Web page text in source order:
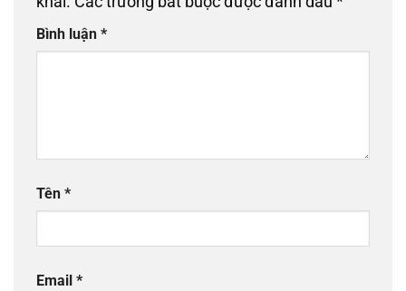
Bình luận *
Tên *
Email *